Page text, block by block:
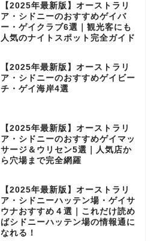
【2025年最新版】オーストラリ
ア・シドニーのおすすめゲイバ
ー・ゲイクラブ6選｜観光客にも
人気のナイトスポット完全ガイド
【2025年最新版】オーストラリ
ア・シドニーのおすすめゲイビー
チ・ゲイ海岸4選
【2025年最新版】オーストラリ
ア・シドニーのおすすめゲイマッ
サージ＆ウリセン5選｜人気店か
ら穴場まで完全網羅
【2025年最新版】オーストラリ
ア・シドニーハッテン場・ゲイサ
ウナおすすめ４選｜これだけ読め
ばシドニーハッテン場の情報通に
なれる！